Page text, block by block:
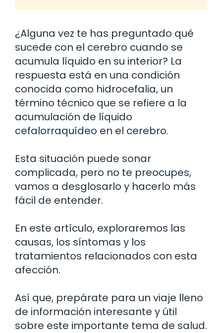
¿Alguna vez te has preguntado qué
sucede con el cerebro cuando se
acumula líquido en su interior? La
respuesta está en una condición
conocida como hidrocefalia, un
término técnico que se refiere a la
acumulación de líquido
cefalorraquídeo en el cerebro.
Esta situación puede sonar
complicada, pero no te preocupes,
vamos a desglosarlo y hacerlo más
fácil de entender.
En este artículo, exploraremos las
causas, los síntomas y los
tratamientos relacionados con esta
afección.
Así que, prepárate para un viaje lleno
de información interesante y útil
sobre este importante tema de salud.